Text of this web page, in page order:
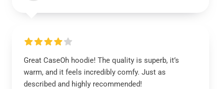
Great CaseOh hoodie! The quality is superb, it’s
warm, and it feels incredibly comfy. Just as
described and highly recommended!